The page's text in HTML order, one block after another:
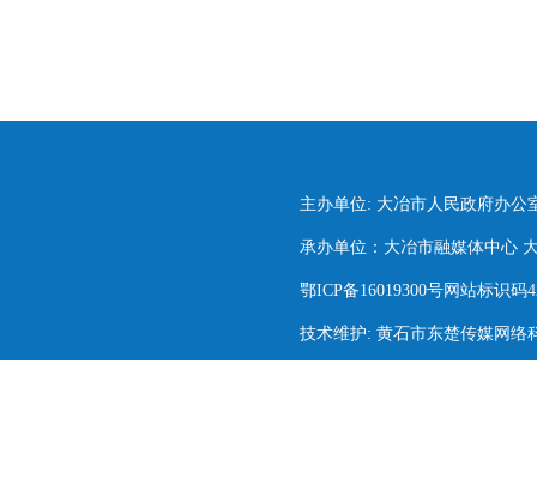
主办单位: 大冶市人民政府办公
承办单位：大冶市融媒体中心
鄂ICP备16019300号网站标识码
技术维护: 黄石市东楚传媒网络